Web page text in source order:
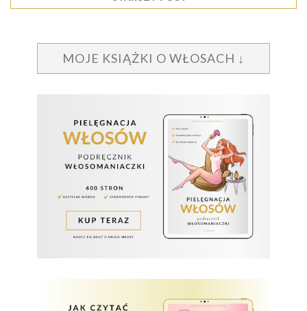
MOJE KSIĄŻKI O WŁOSACH ↓